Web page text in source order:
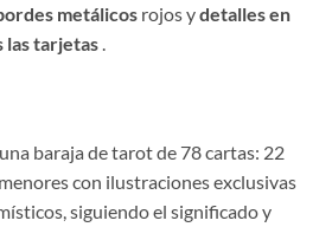
metálicos rojos ydetalles en
las tarjetas.
baraja de tarot de 78 cartas: 22
con ilustraciones exclusivas
siguiendo el significado y